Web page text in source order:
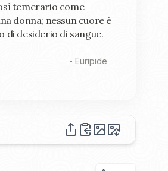
temerario come
donna; nessun cuore è
di desiderio di sangue.
- Euripide